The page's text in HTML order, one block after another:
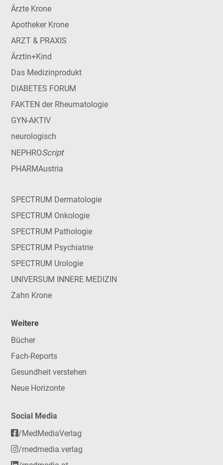
Ärzte Krone
Apotheker Krone
ARZT & PRAXIS
Ärztin+Kind
Das Medizinprodukt
DIABETES FORUM
FAKTEN der Rheumatologie
GYN-AKTIV
neurologisch
NEPHROScript
PHARMAustria
SPECTRUM Dermatologie
SPECTRUM Onkologie
SPECTRUM Pathologie
SPECTRUM Psychiatrie
SPECTRUM Urologie
UNIVERSUM INNERE MEDIZIN
Zahn Krone
Weitere
Bücher
Fach-Reports
Gesundheit verstehen
Neue Horizonte
Social Media
/MedMediaVerlag
/medmedia.verlag